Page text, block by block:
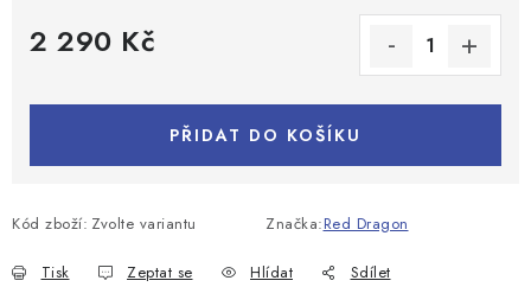
2 290 Kč
PŘIDAT DO KOŠÍKU
Kód zboží: Zvolte variantu Značka:Red Dragon
Tisk Zeptat se Hlídat Sdílet